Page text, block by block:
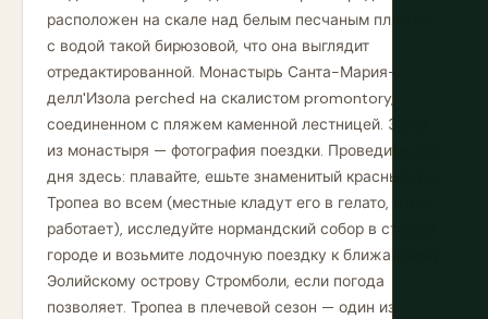
расположен на скале над белым песчаным пляжем
с водой такой бирюзовой, что она выглядит
отредактированной. Монастырь Санта-Мария-
делл'Изола perched на скалистом promontory,
соединенном с пляжем каменной лестницей. Закат
из монастыря — фотография поездки. Проведите два
дня здесь: плавайте, ешьте знаменитый красный лук
Тропеа во всем (местные кладут его в гелато, и это
работает), исследуйте нормандский собор в старом
городе и возьмите лодочную поездку к ближайшему
Эолийскому острову Стромболи, если погода
позволяет. Тропеа в плечевой сезон — один из